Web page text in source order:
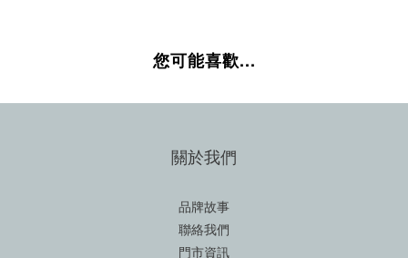
您可能喜歡...
關於我們
品牌故事
聯絡我們
門市資訊